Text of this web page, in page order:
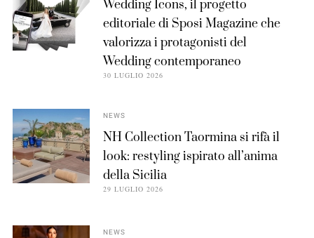
Wedding Icons, il progetto
editoriale di Sposi Magazine che
valorizza i protagonisti del
Wedding contemporaneo
30 LUGLIO 2026
NEWS
NH Collection Taormina si rifà il
look: restyling ispirato all’anima
della Sicilia
29 LUGLIO 2026
NEWS